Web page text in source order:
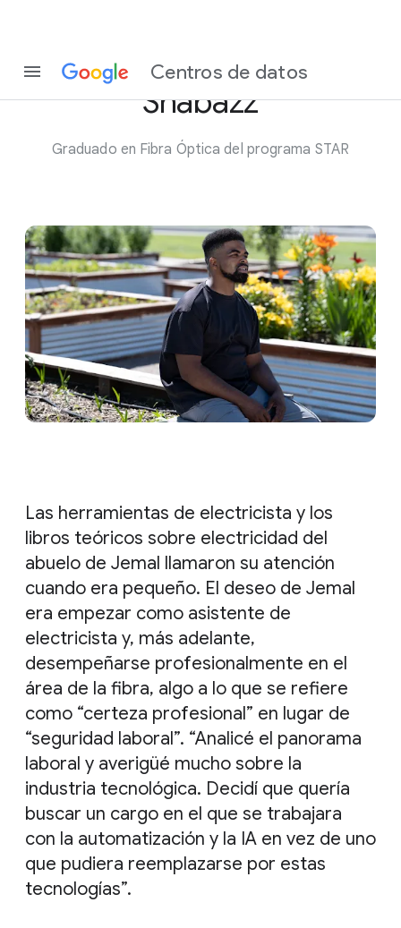
Centros de datos
Conoce a Jemal
Shabazz
Graduado en Fibra Óptica del programa STAR
Las herramientas de electricista y los
libros teóricos sobre electricidad del
abuelo de Jemal llamaron su atención
cuando era pequeño. El deseo de Jemal
era empezar como asistente de
electricista y, más adelante,
desempeñarse profesionalmente en el
área de la fibra, algo a lo que se refiere
como “certeza profesional” en lugar de
“seguridad laboral”. “Analicé el panorama
laboral y averigüé mucho sobre la
industria tecnológica. Decidí que quería
buscar un cargo en el que se trabajara
con la automatización y la IA en vez de uno
que pudiera reemplazarse por estas
tecnologías”.